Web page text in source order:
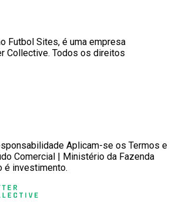
Futbol Sites, é uma empresa
Collective. Todos os direitos
Aplicam-se os Termos e
Comercial | Ministério da Fazenda
é investimento.